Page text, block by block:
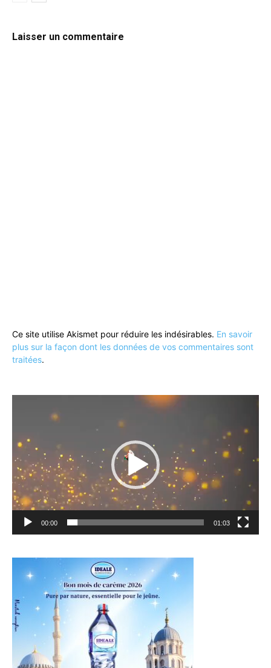
Laisser un commentaire
Ce site utilise Akismet pour réduire les indésirables. En savoir
plus sur la façon dont les données de vos commentaires sont
traitées.
00:00 01:03